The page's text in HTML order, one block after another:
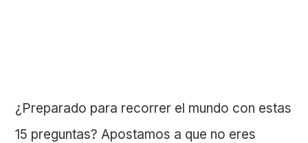
¿Preparado para recorrer el mundo con estas
15 preguntas? Apostamos a que no eres